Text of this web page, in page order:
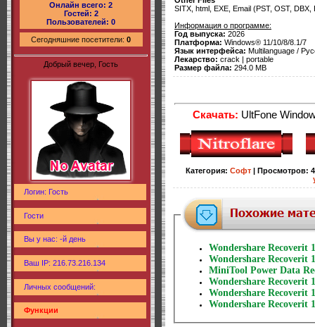
Онлайн всего: 2
Гостей: 2
Пользователей: 0
Сегодняшние посетители: 0
Добрый вечер, Гость
Логин: Гость
Гости
Вы у нас: -й день
Ваш IP: 216.73.216.134
Личных сообщений:
Функции
SITX, html, EXE, Email (PST, OST, DBX,
Информация о программе:
Год выпуска: 2026
Платформа: Windows® 11/10/8/8.1/7
Язык интерфейса: Multilanguage /
Лекарство: crack | portable
Размер файла: 294.0 MB
Скачать: UltFone
Категория: Софт Просмотров:
Wondershare Recoverit
Wondershare Recoverit
MiniTool Power Data
Wondershare Recoverit
Wondershare Recoverit
Wondershare Recoverit